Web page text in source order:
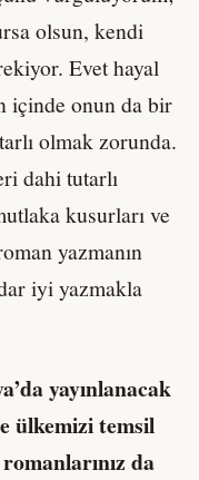
olsun, kendi
Evet hayal
içinde onun da bir
olmak zorunda.
dahi tutarlı
kusurları ve
yazmanın
iyi yazmakla
yayınlanacak
ülkemizi temsil
da